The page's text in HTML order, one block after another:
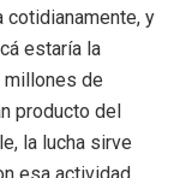
cotidianamente, y
estaría la
millones de
producto del
la lucha sirve